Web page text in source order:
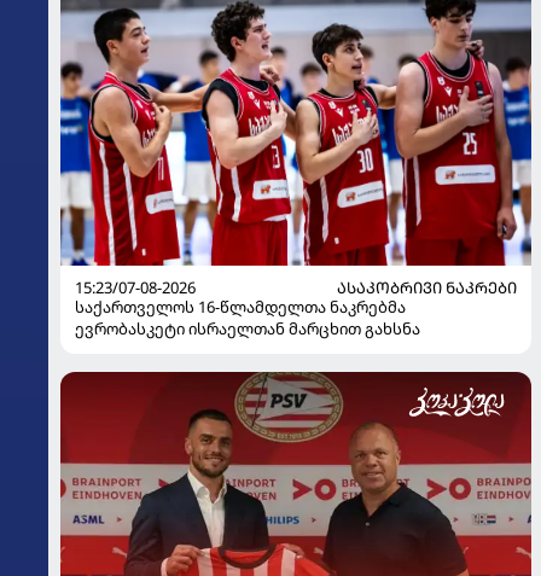
15:23/07-08-2026
ᲐᲡᲐᲙᲝᲑᲠᲘᲕᲘ ᲜᲐᲙᲠᲔᲑᲘ
საქართველოს 16-წლამდელთა ნაკრებმა
ევრობასკეტი ისრაელთან მარცხით გახსნა